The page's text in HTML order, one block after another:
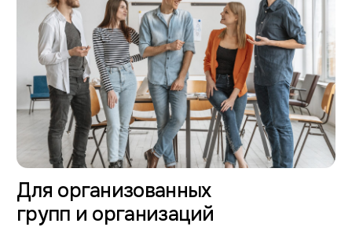
Для артистов и музыкантов
ПРЕДЛОЖЕНИЕ
КОРПОРАТИВНЫМ
ГРУППАМ
Завтраки, обеды и
ужины в удобное